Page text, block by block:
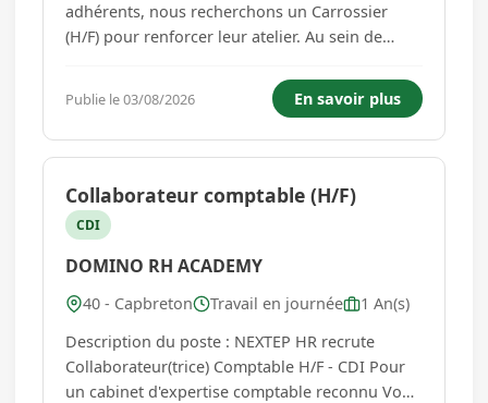
adhérents, nous recherchons un Carrossier
(H/F) pour renforcer leur atelier. Au sein de
réparations de carrosserie sur tous types de
véhicules. - Remplacer et réparer les éléments
de carrosserie e...
Publie le 03/08/2026 En savoir plus
Collaborateur comptable (H/F)
CDI
DOMINO RH ACADEMY
40 - Capbreton Travail en journée
1 An(s)
Description du poste : NEXTEP HR recrute
Collaborateur(trice) Comptable H/F - CDI Pour
un cabinet d'expertise comptable reconnu Vous